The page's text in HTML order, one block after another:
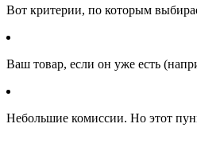
Вот критерии, по которым
Ваш товар, если он уже есть
Небольшие комиссии. Но этот